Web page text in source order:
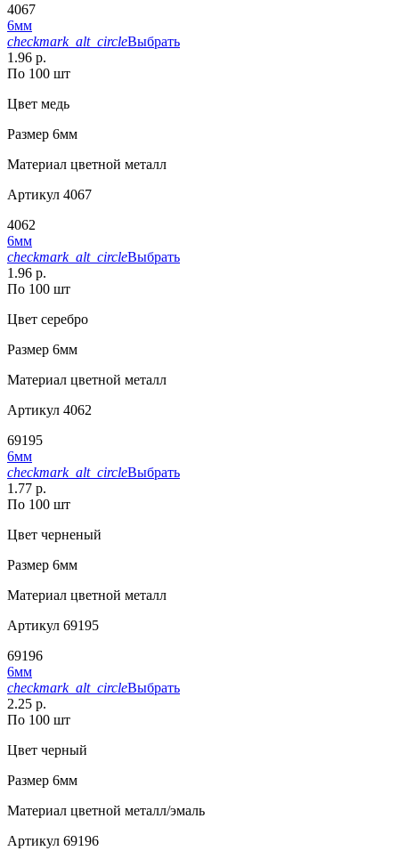
4067
6мм
checkmark_alt_circleВыбрать
1.96 р.
По 100 шт
Цвет медь
Размер 6мм
Материал цветной металл
Артикул 4067
4062
6мм
checkmark_alt_circleВыбрать
1.96 р.
По 100 шт
Цвет серебро
Размер 6мм
Материал цветной металл
Артикул 4062
69195
6мм
checkmark_alt_circleВыбрать
1.77 р.
По 100 шт
Цвет черненый
Размер 6мм
Материал цветной металл
Артикул 69195
69196
6мм
checkmark_alt_circleВыбрать
2.25 р.
По 100 шт
Цвет черный
Размер 6мм
Материал цветной металл/эмаль
Артикул 69196